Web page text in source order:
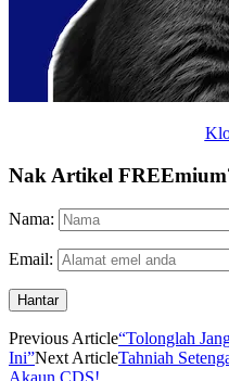
Nak Artikel
Nama:
Email:
Previous Article“Tolonglah
Ini”Next ArticleTahniah
Akaun CDS!